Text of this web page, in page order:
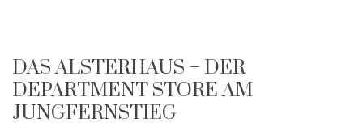
DAS ALSTERHAUS – DER
DEPARTMENT STORE AM
JUNGFERNSTIEG